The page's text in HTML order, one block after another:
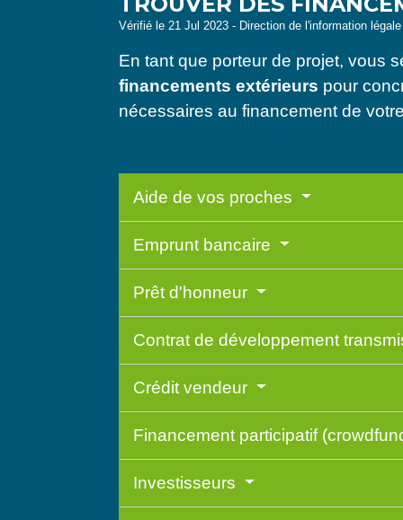
Vérifié le 21 Jul 2023 - Direction de l'information
En tant que porteur de projet, vous
financements extérieurs pour
nécessaires au financement de
Aide de vos proches
Emprunt bancaire
Prêt d'honneur
Contrat de développement
Crédit vendeur
Financement participatif
Investisseurs